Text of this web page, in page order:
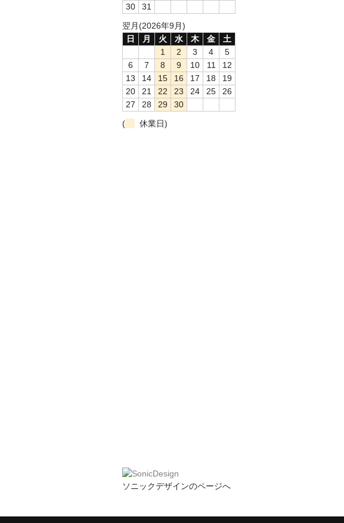
30
31
翌月(2026年9月)
日
月 火 水 木 金
土
1
2 3 4
5
6
7 8 9 10 11
12
13
14 15 16 17 18
19
20
21 22 23 24 25
26
27
28 29
30
(
休業日)
ソニックデザインのページへ